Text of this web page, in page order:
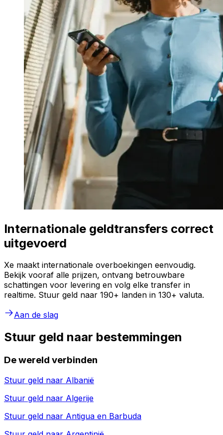
Internationale geldtransfers correct
uitgevoerd
Xe maakt internationale overboekingen eenvoudig.
Bekijk vooraf alle prijzen, ontvang betrouwbare
schattingen voor levering en volg elke transfer in
realtime. Stuur geld naar 190+ landen in 130+ valuta.
Aan de slag
Stuur geld naar bestemmingen
De wereld verbinden
Stuur geld naar Albanië
Stuur geld naar Algerije
Stuur geld naar Antigua en Barbuda